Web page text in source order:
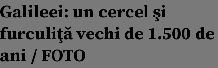
Galileei: un cercel şi
furculiţă vechi de 1.500 de
ani / FOTO